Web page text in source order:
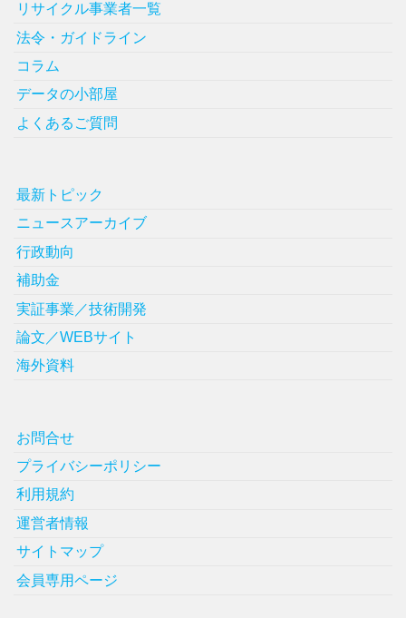
リサイクル事業者一覧
法令・ガイドライン
コラム
データの小部屋
よくあるご質問
最新トピック
ニュースアーカイブ
行政動向
補助金
実証事業／技術開発
論文／WEBサイト
海外資料
お問合せ
プライバシーポリシー
利用規約
運営者情報
サイトマップ
会員専用ページ